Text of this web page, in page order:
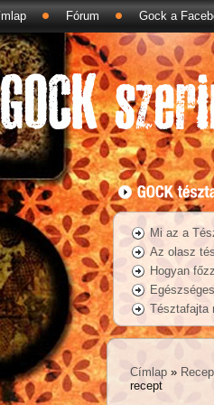
Fórum Gock a
Mi az a
Az olasz
Hogyan
Tésztafajta
Címlap »
recept